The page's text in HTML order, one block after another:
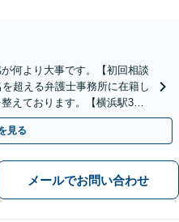
何より大事です。【初回相談
超える弁護士事務所に在籍し
えております。【横浜駅3
見る
メールでお問い合わせ